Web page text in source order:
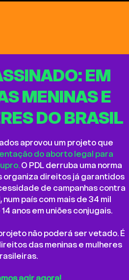
EM
MENINAS E
DO BRASIL
aprovou um projeto que
do aborto legal para
O PDL derruba uma norma
organiza direitos já garantidos
de campanhas contra
país com mais de 34 mil
anos em uniões conjugais.
não poderá ser vetado. É
das meninas e mulheres
agir agora!